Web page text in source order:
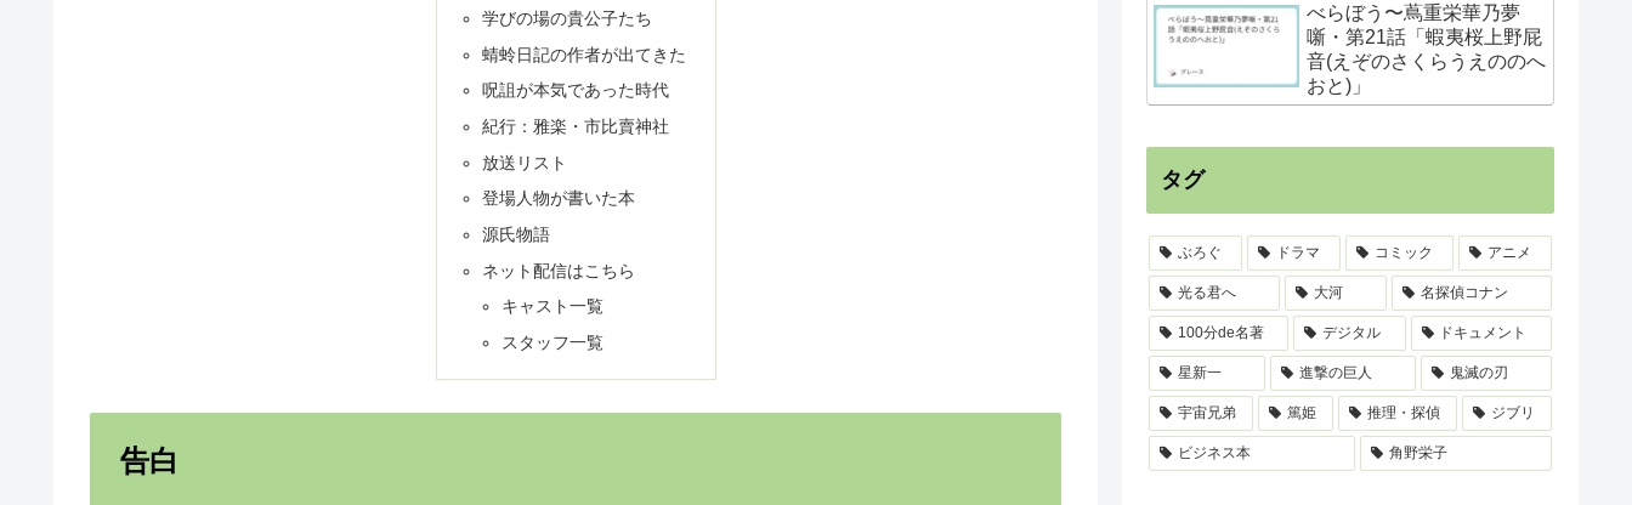
学びの場の貴公子たち
蜻蛉日記の作者が出てきた
呪詛が本気であった時代
紀行：雅楽・市比賣神社
放送リスト
登場人物が書いた本
源氏物語
ネット配信はこちら
キャスト一覧
スタッフ一覧
告白
べらぼう〜蔦重栄華乃夢
噺・第21話「蝦夷桜上野屁
音(えぞのさくらうえののへ
おと)」
タグ
ぶろぐ ドラマ コミック アニメ
光る君へ 大河 名探偵コナン
100分de名著 デジタル ドキュメント
星新一 進撃の巨人 鬼滅の刃
宇宙兄弟 篤姫 推理・探偵 ジブリ
ビジネス本 角野栄子